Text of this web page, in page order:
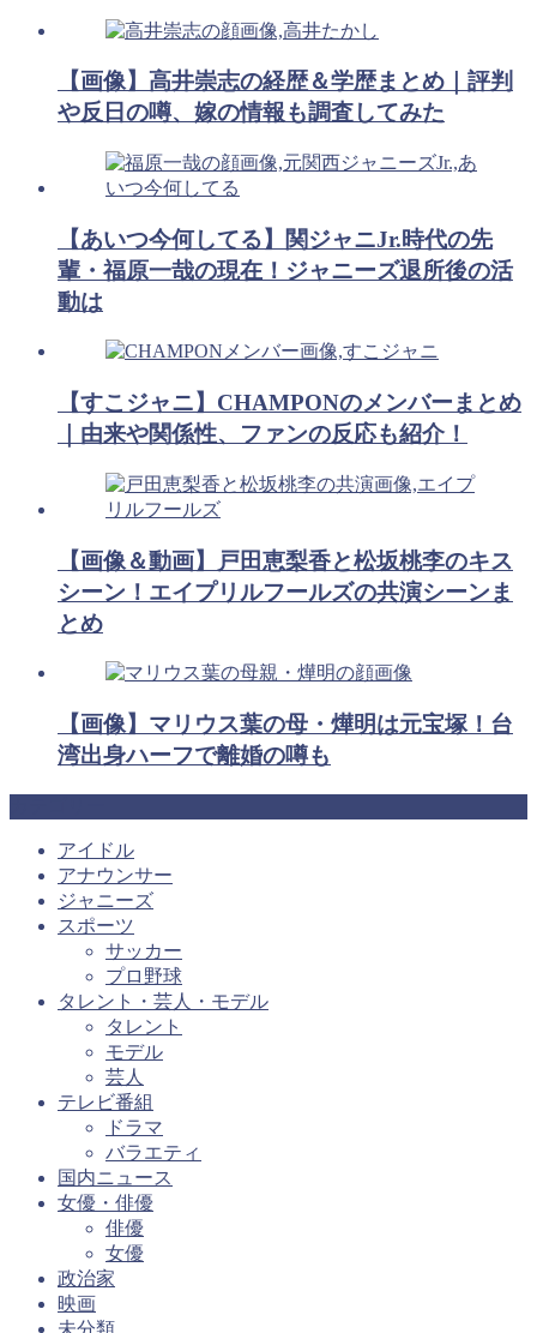
【画像】高井崇志の経歴＆学歴まとめ｜評判
や反日の噂、嫁の情報も調査してみた
【あいつ今何してる】関ジャニJr.時代の先
輩・福原一哉の現在！ジャニーズ退所後の活
動は
【すこジャニ】CHAMPONのメンバーまとめ
｜由来や関係性、ファンの反応も紹介！
【画像＆動画】戸田恵梨香と松坂桃李のキス
シーン！エイプリルフールズの共演シーンま
とめ
【画像】マリウス葉の母・燁明は元宝塚！台
湾出身ハーフで離婚の噂も
アイドル
アナウンサー
ジャニーズ
スポーツ
サッカー
プロ野球
タレント・芸人・モデル
タレント
モデル
芸人
テレビ番組
ドラマ
バラエティ
国内ニュース
女優・俳優
俳優
女優
政治家
映画
未分類